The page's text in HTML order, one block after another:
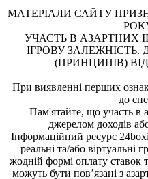
МАТЕРІАЛИ САЙТУ
УЧАСТЬ В АЗАРТНИХ
ІГРОВУ
(ПРИНЦИПІВ)
При виявленні перших ознак
до
Пам'ятайте, що участь в
джерелом доходів
Інформаційний ресурс
реальні та/або віртуальні
жодній формі оплату ставок
можуть бути пов’язані з